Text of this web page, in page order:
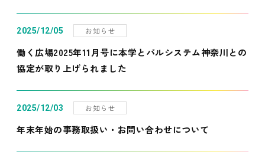
2025/12/05 お知らせ
働く広場2025年11月号に本学とパルシステム神奈川との
協定が取り上げられました
2025/12/03 お知らせ
年末年始の事務取扱い・お問い合わせについて